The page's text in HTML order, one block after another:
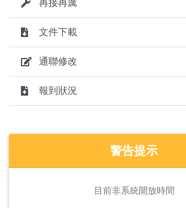
再接再厲
文件下載
通聯修改
報到狀況
警告提示
目前非系統開放時間